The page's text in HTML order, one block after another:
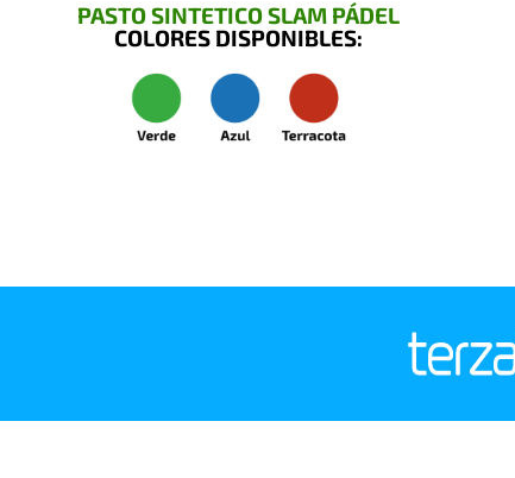
PASTO SINTETICO SLAM PÁDEL
COLORES DISPONIBLES: